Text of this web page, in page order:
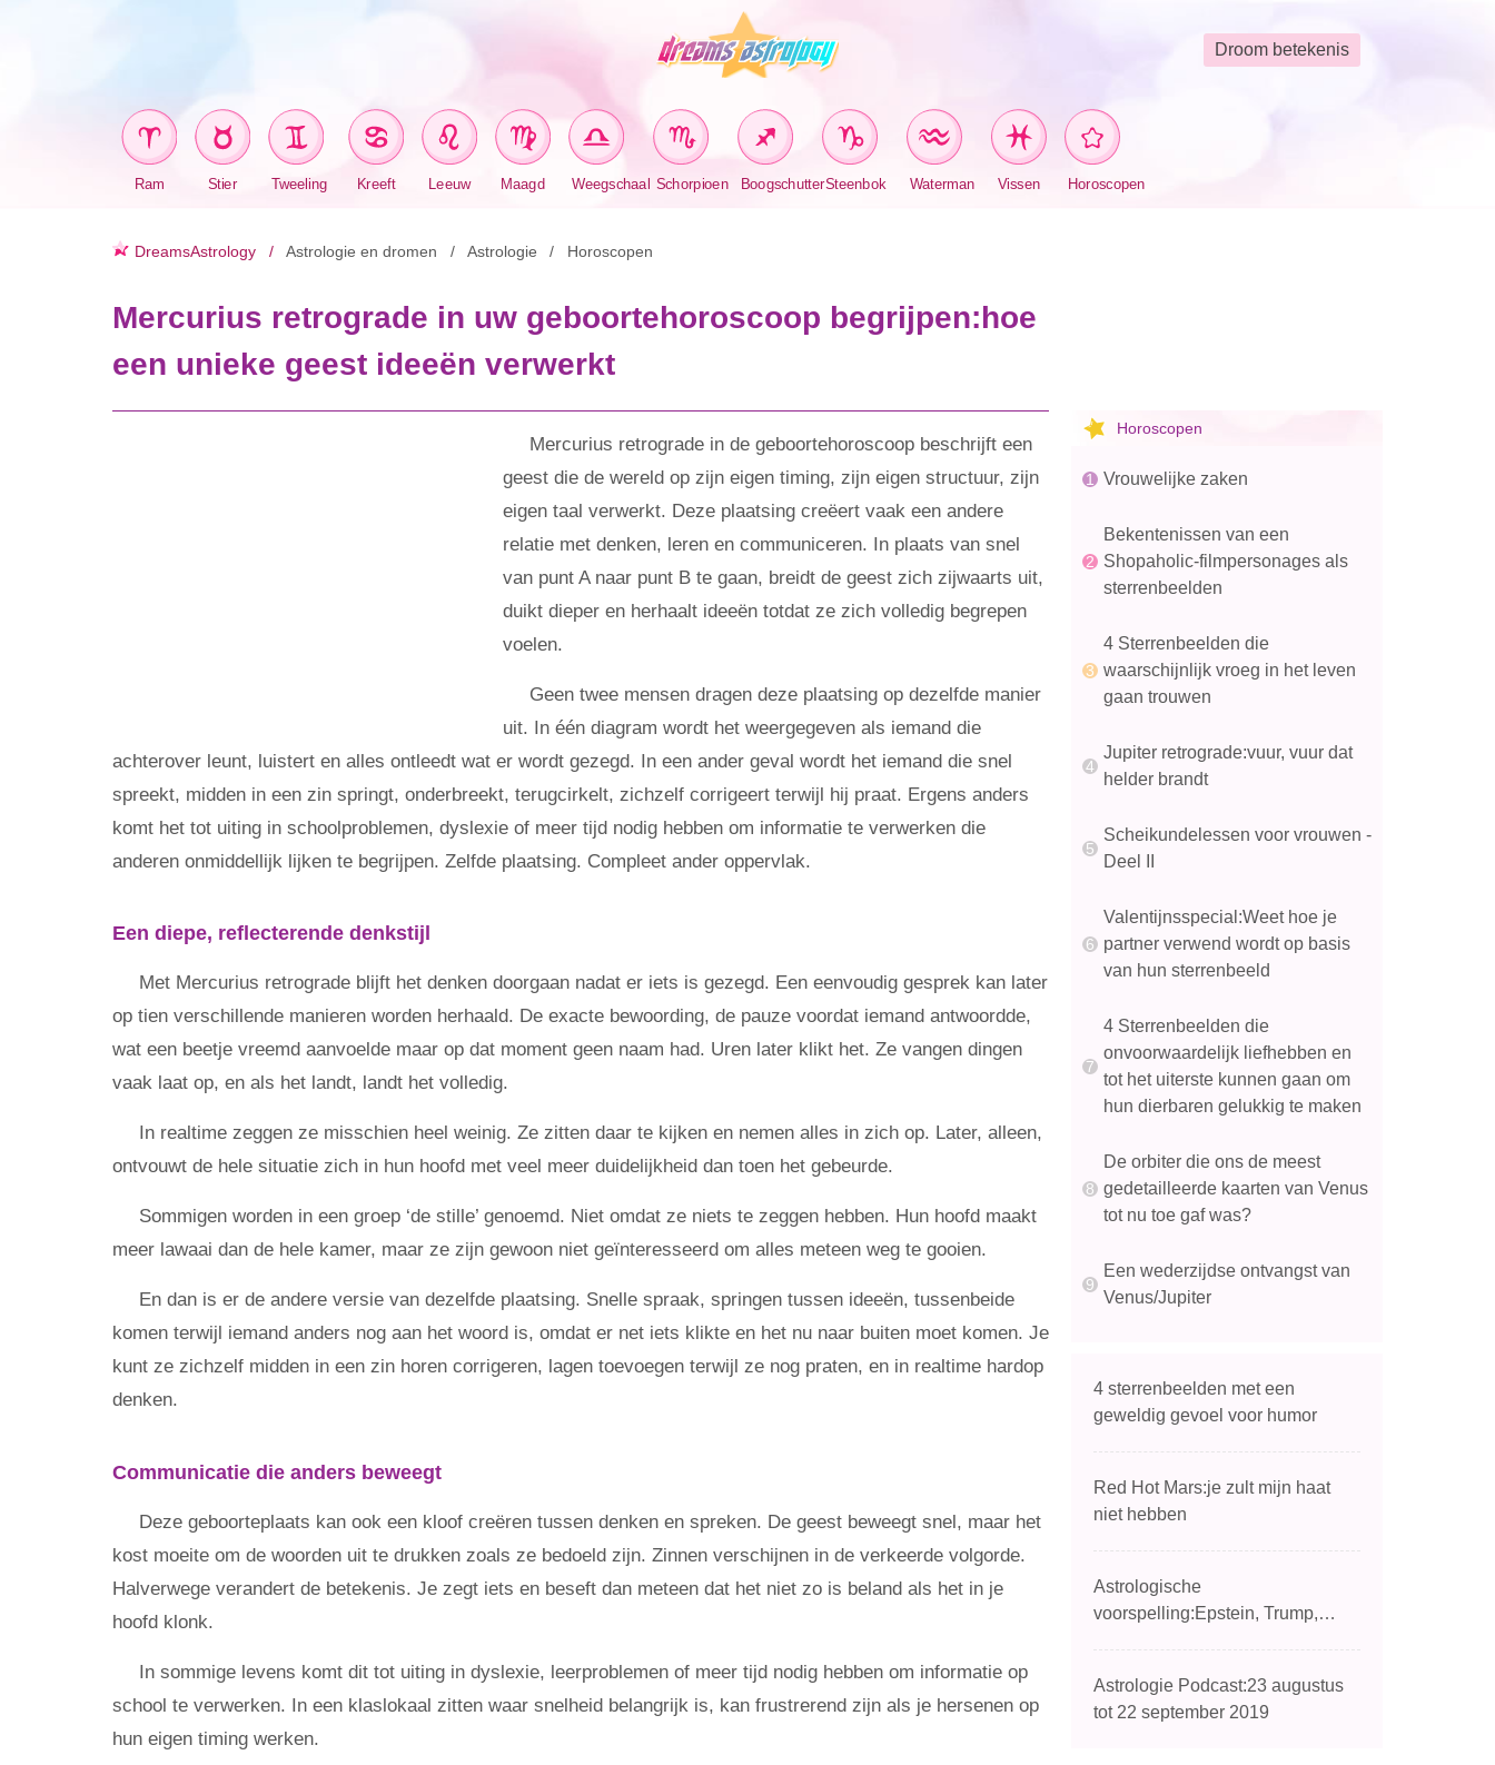
Droom betekenis
Ram Stier Tweeling Kreeft Leeuw Maagd Weegschaal Schorpioen BoogschutterSteenbok Waterman Vissen Horoscopen
DreamsAstrology Astrologie en dromen Astrologie Horoscopen
Mercurius retrograde in uw geboortehoroscoop begrijpen:hoe
een unieke geest ideeën verwerkt
Mercurius retrograde in de geboortehoroscoop beschrijft een
geest die de wereld op zijn eigen timing, zijn eigen structuur, zijn
eigen taal verwerkt. Deze plaatsing creëert vaak een andere
relatie met denken, leren en communiceren. In plaats van snel
van punt A naar punt B te gaan, breidt de geest zich zijwaarts uit,
duikt dieper en herhaalt ideeën totdat ze zich volledig begrepen
voelen.
Geen twee mensen dragen deze plaatsing op dezelfde manier
uit. In één diagram wordt het weergegeven als iemand die
achterover leunt, luistert en alles ontleedt wat er wordt gezegd. In een ander geval wordt het iemand die snel
spreekt, midden in een zin springt, onderbreekt, terugcirkelt, zichzelf corrigeert terwijl hij praat. Ergens anders
komt het tot uiting in schoolproblemen, dyslexie of meer tijd nodig hebben om informatie te verwerken die
anderen onmiddellijk lijken te begrijpen. Zelfde plaatsing. Compleet ander oppervlak.
Een diepe, reflecterende denkstijl
Met Mercurius retrograde blijft het denken doorgaan nadat er iets is gezegd. Een eenvoudig gesprek kan later
op tien verschillende manieren worden herhaald. De exacte bewoording, de pauze voordat iemand antwoordde,
wat een beetje vreemd aanvoelde maar op dat moment geen naam had. Uren later klikt het. Ze vangen dingen
vaak laat op, en als het landt, landt het volledig.
In realtime zeggen ze misschien heel weinig. Ze zitten daar te kijken en nemen alles in zich op. Later, alleen,
ontvouwt de hele situatie zich in hun hoofd met veel meer duidelijkheid dan toen het gebeurde.
Sommigen worden in een groep ‘de stille’ genoemd. Niet omdat ze niets te zeggen hebben. Hun hoofd maakt
meer lawaai dan de hele kamer, maar ze zijn gewoon niet geïnteresseerd om alles meteen weg te gooien.
En dan is er de andere versie van dezelfde plaatsing. Snelle spraak, springen tussen ideeën, tussenbeide
komen terwijl iemand anders nog aan het woord is, omdat er net iets klikte en het nu naar buiten moet komen. Je
kunt ze zichzelf midden in een zin horen corrigeren, lagen toevoegen terwijl ze nog praten, en in realtime hardop
denken.
Communicatie die anders beweegt
Deze geboorteplaats kan ook een kloof creëren tussen denken en spreken. De geest beweegt snel, maar het
kost moeite om de woorden uit te drukken zoals ze bedoeld zijn. Zinnen verschijnen in de verkeerde volgorde.
Halverwege verandert de betekenis. Je zegt iets en beseft dan meteen dat het niet zo is beland als het in je
hoofd klonk.
In sommige levens komt dit tot uiting in dyslexie, leerproblemen of meer tijd nodig hebben om informatie op
school te verwerken. In een klaslokaal zitten waar snelheid belangrijk is, kan frustrerend zijn als je hersenen op
hun eigen timing werken.
Horoscopen
Vrouwelijke zaken
Bekentenissen van een
Shopaholic-filmpersonages als
sterrenbeelden
4 Sterrenbeelden die
waarschijnlijk vroeg in het leven
gaan trouwen
Jupiter retrograde:vuur, vuur dat
helder brandt
Scheikundelessen voor vrouwen -
Deel II
Valentijnsspecial:Weet hoe je
partner verwend wordt op basis
van hun sterrenbeeld
4 Sterrenbeelden die
onvoorwaardelijk liefhebben en
tot het uiterste kunnen gaan om
hun dierbaren gelukkig te maken
De orbiter die ons de meest
gedetailleerde kaarten van Venus
tot nu toe gaf was?
Een wederzijdse ontvangst van
Venus/Jupiter
4 sterrenbeelden met een
geweldig gevoel voor humor
Red Hot Mars:je zult mijn haat
niet hebben
Astrologische
voorspelling:Epstein, Trump,
Astrologie Podcast:23 augustus
tot 22 september 2019